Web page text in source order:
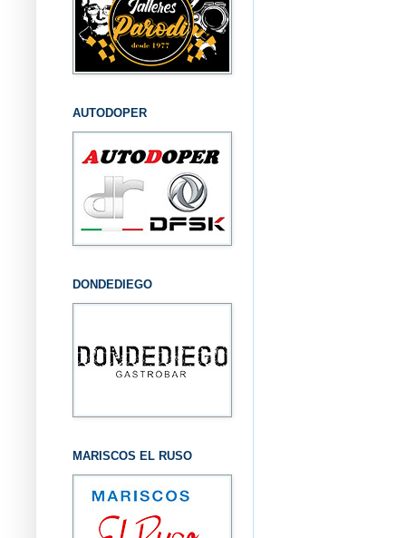
AUTODOPER
DONDEDIEGO
MARISCOS EL RUSO